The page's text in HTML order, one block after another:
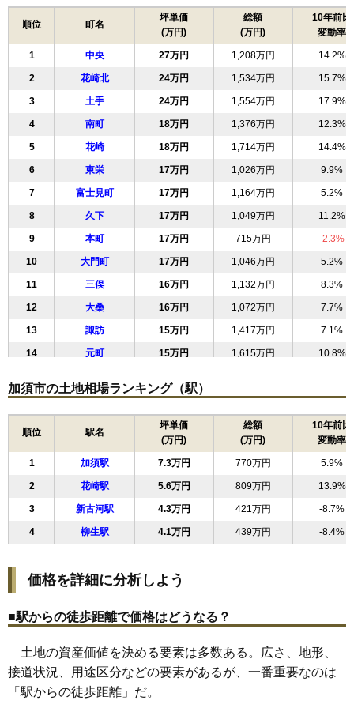
順位 町名
坪単価
(万円)
総額
(万円)
10年前比
変動率
1 中央 27万円 1,208万円 14.2%
2 花崎北 24万円 1,534万円 15.7%
3 土手 24万円 1,554万円 17.9%
4 南町 18万円 1,376万円 12.3%
5 花崎 18万円 1,714万円 14.4%
6 東栄 17万円 1,026万円 9.9%
7 富士見町 17万円 1,164万円 5.2%
8 久下 17万円 1,049万円 11.2%
9 本町 17万円 715万円 -2.3%
10 大門町 17万円 1,046万円 5.2%
11 三俣 16万円 1,132万円 8.3%
12 大桑 16万円 1,072万円 7.7%
13 諏訪 15万円 1,417万円 7.1%
14 元町 15万円 1,615万円 10.8%
16 根古屋 12万円 783万円 7.1%
11万円 1,138万円 -1.7%
11万円 1,030万円 0.5%
19 陽光台 10万円 574万円 2.1%
20 外川 9.7万円 958万円 6.4%
21 騎西 9.5万円 655万円 -0.5%
22 不動岡 9.4万円 874万円 10.3%
24 川口 8.1万円
26 愛宕 7.5万円 1,115万円 1.5%
27 向古河 7.1万円 414万円 -5.4%
28 南篠崎 7.0万円 929万円 15.0%
29 下高柳
加須市の土地相場ランキング（駅）
順位 駅名
坪単価
(万円)
総額
(万円)
10年前比
変動率
1 加須駅 7.3万円 770万円 5.9%
2 花崎駅 5.6万円 809万円 13.9%
3 新古河駅 4.3万円 421万円 -8.7%
4 柳生駅 4.1万円 439万円 -8.4%
価格を詳細に分析しよう
■駅からの徒歩距離で価格はどうなる？
土地の資産価値を決める要素は多数ある。広さ、地形、
接道状況、用途区分などの要素があるが、一番重要なのは
「駅からの徒歩距離」だ。